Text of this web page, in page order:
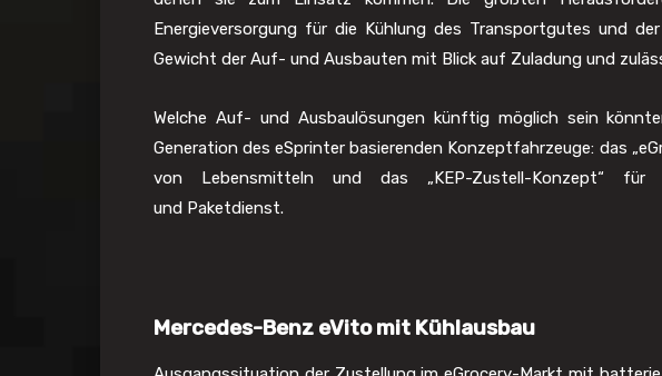
Energieversorgung für die Kühlung des Transportgutes und
Gewicht der Auf- und Ausbauten mit Blick auf Zuladung und
Welche Auf- und Ausbaulösungen künftig möglich sein
Generation des eSprinter basierenden Konzeptfahrzeuge: das
von Lebensmitteln und das „KEP-Zustell-Konzept“
und Paketdienst.
Mercedes-Benz eVito mit Kühlausbau